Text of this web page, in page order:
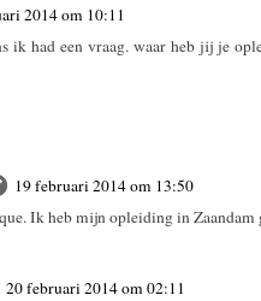
2014 om 10:11
ik had een vraag. waar heb jij je
19 februari 2014 om 13:50
Ik heb mijn opleiding in Zaandam
20 februari 2014 om 02:11